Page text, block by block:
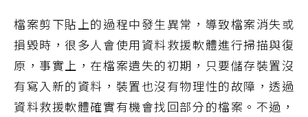
檔案剪下貼上的過程中發生異常，導致檔案消失或
損毀時，很多人會使用資料救援軟體進行掃描與復
原，事實上，在檔案遺失的初期，只要儲存裝置沒
有寫入新的資料，裝置也沒有物理性的故障，透過
資料救援軟體確實有機會找回部分的檔案。不過，